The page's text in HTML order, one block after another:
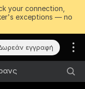
your connection,
exceptions — no
εγγραφή